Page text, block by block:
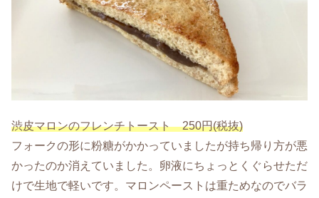
渋皮マロンのフレンチトースト 250円(税抜)
フォークの形に粉糖がかかっていましたが持ち帰り方が悪
かったのか消えていました。卵液にちょっとくぐらせただ
けで生地で軽いです。マロンペーストは重ためなのでバラ